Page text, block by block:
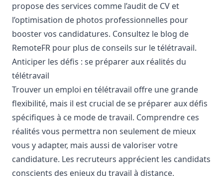
propose des services comme l’audit de CV et
l’optimisation de photos professionnelles pour
booster vos candidatures. Consultez le blog de
RemoteFR pour plus de conseils sur le télétravail.
Anticiper les défis : se préparer aux réalités du
télétravail
Trouver un emploi en télétravail offre une grande
flexibilité, mais il est crucial de se préparer aux défis
spécifiques à ce mode de travail. Comprendre ces
réalités vous permettra non seulement de mieux
vous y adapter, mais aussi de valoriser votre
candidature. Les recruteurs apprécient les candidats
conscients des enjeux du travail à distance.